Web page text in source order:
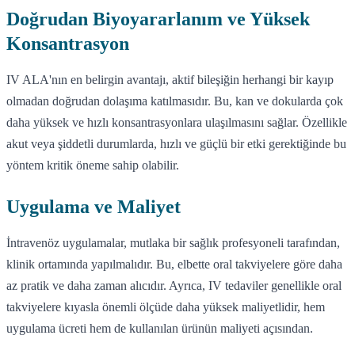
Doğrudan Biyoyararlanım ve Yüksek
Konsantrasyon
IV ALA'nın en belirgin avantajı, aktif bileşiğin herhangi bir kayıp
olmadan doğrudan dolaşıma katılmasıdır. Bu, kan ve dokularda çok
daha yüksek ve hızlı konsantrasyonlara ulaşılmasını sağlar. Özellikle
akut veya şiddetli durumlarda, hızlı ve güçlü bir etki gerektiğinde bu
yöntem kritik öneme sahip olabilir.
Uygulama ve Maliyet
İntravenöz uygulamalar, mutlaka bir sağlık profesyoneli tarafından,
klinik ortamında yapılmalıdır. Bu, elbette oral takviyelere göre daha
az pratik ve daha zaman alıcıdır. Ayrıca, IV tedaviler genellikle oral
takviyelere kıyasla önemli ölçüde daha yüksek maliyetlidir, hem
uygulama ücreti hem de kullanılan ürünün maliyeti açısından.